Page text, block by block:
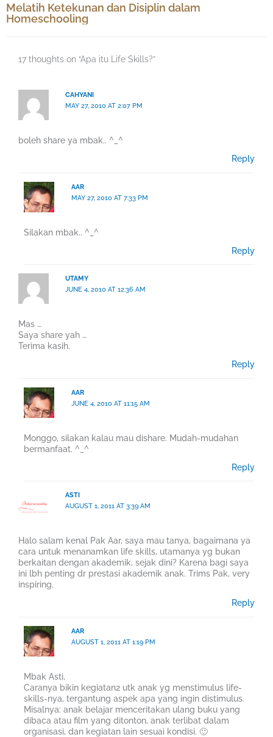
Melatih Ketekunan dan Disiplin dalam
Homeschooling
17 thoughts on “Apa itu Life Skills?”
CAHYANI
MAY 27, 2010 AT 2:07 PM
boleh share ya mbak.. ^_^
Reply
AAR
MAY 27, 2010 AT 7:33 PM
Silakan mbak.. ^_^
Reply
UTAMY
JUNE 4, 2010 AT 12:36 AM
Mas …
Saya share yah …
Terima kasih.
Reply
AAR
JUNE 4, 2010 AT 11:15 AM
Monggo, silakan kalau mau dishare. Mudah-mudahan
bermanfaat. ^_^
Reply
ASTI
AUGUST 1, 2011 AT 3:39 AM
Halo salam kenal Pak Aar, saya mau tanya, bagaimana ya
cara untuk menanamkan life skills, utamanya yg bukan
berkaitan dengan akademik, sejak dini? Karena bagi saya
ini lbh penting dr prestasi akademik anak. Trims Pak, very
inspiring.
Reply
AAR
AUGUST 1, 2011 AT 1:19 PM
Mbak Asti,
Caranya bikin kegiatan2 utk anak yg menstimulus life-
skills-nya, tergantung aspek apa yang ingin distimulus.
Misalnya: anak belajar menceritakan ulang buku yang
dibaca atau film yang ditonton, anak terlibat dalam
organisasi, dan kegiatan lain sesuai kondisi. 🙂